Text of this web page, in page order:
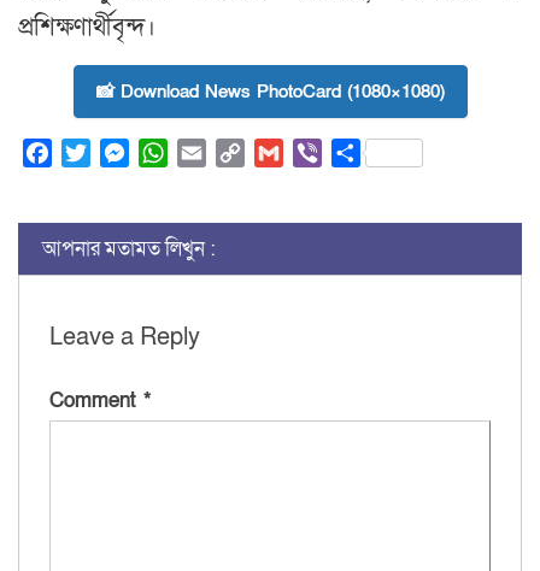
প্রশিক্ষণার্থীবৃন্দ।
📸 Download News PhotoCard (1080×1080)
FacebookTwitterMessenger
WhatsApp
Email Copy
Gmail ViberShare
আপনার মতামত লিখুন :
Leave a Reply
Comment *